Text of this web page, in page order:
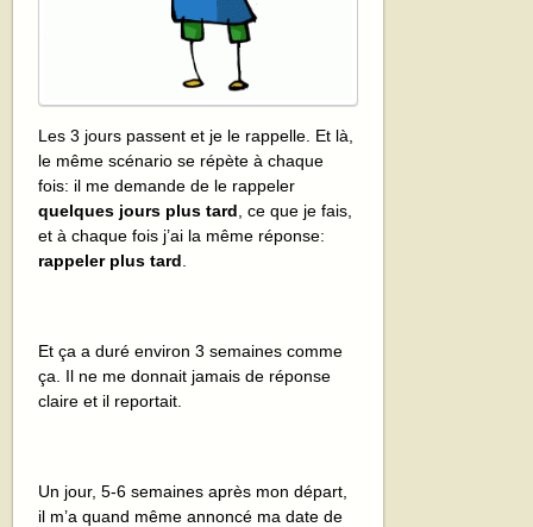
Les 3 jours passent et je le rappelle. Et là,
le même scénario se répète à chaque
fois: il me demande de le rappeler
quelques jours plus tard, ce que je fais,
et à chaque fois j’ai la même réponse:
rappeler plus tard.
Et ça a duré environ 3 semaines comme
ça. Il ne me donnait jamais de réponse
claire et il reportait.
Un jour, 5-6 semaines après mon départ,
il m’a quand même annoncé ma date de